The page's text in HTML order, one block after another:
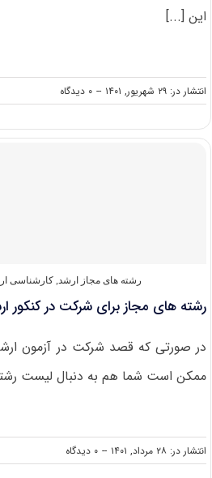
این [...]
انتشار در: ۲۹ شهریور, ۱۴۰۱ -- ۰ دیدگاه
on
گرایش
کارشناسی
رشته های مجاز ارشد, کارشناسی
رشته های مجاز برای شرکت در کنکور
در صورتی که قصد شرکت در آزمون
ممکن است شما هم به دنبال لیست
انتشار در: ۲۸ مرداد, ۱۴۰۱ -- ۰ دیدگاه
on
رشته